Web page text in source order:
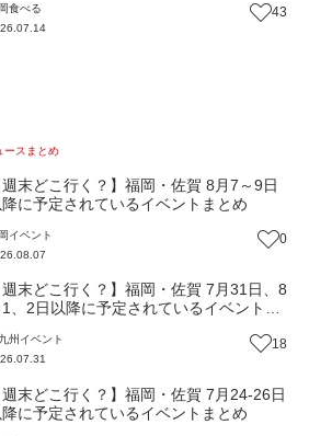
ち歩き】
食べる
43
ースまとめ
週末どこ行く？】福岡・佐賀 8月7～9日
降に予定されているイベントまとめ
イベント
0
週末どこ行く？】福岡・佐賀 7月31日、8
1、2日以降に予定されているイベントま
州 イベント
18
週末どこ行く？】福岡・佐賀 7月24-26日
降に予定されているイベントまとめ